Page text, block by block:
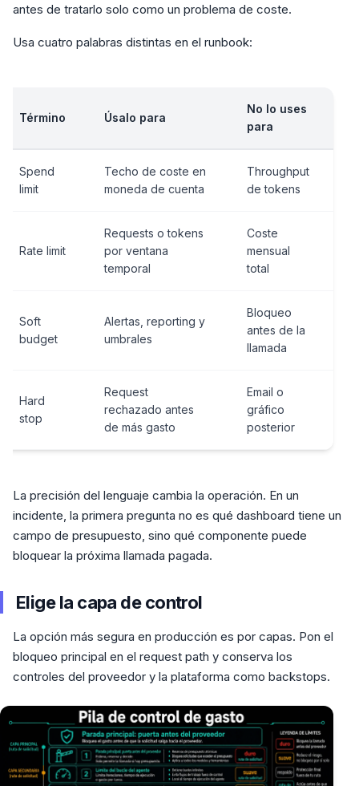
antes de tratarlo solo como un problema de coste.
Usa cuatro palabras distintas en el runbook:
Término Úsalo para
No lo uses
para
Spend
limit
Techo de coste en
moneda de cuenta
Throughput
de tokens
Rate limit
Requests o tokens
por ventana
temporal
Coste
mensual
total
Soft
budget
Alertas, reporting y
umbrales
Bloqueo
antes de la
llamada
Hard
stop
Request
rechazado antes
de más gasto
Email o
gráfico
posterior
La precisión del lenguaje cambia la operación. En un
incidente, la primera pregunta no es qué dashboard tiene un
campo de presupuesto, sino qué componente puede
bloquear la próxima llamada pagada.
Elige la capa de control
La opción más segura en producción es por capas. Pon el
bloqueo principal en el request path y conserva los
controles del proveedor y la plataforma como backstops.